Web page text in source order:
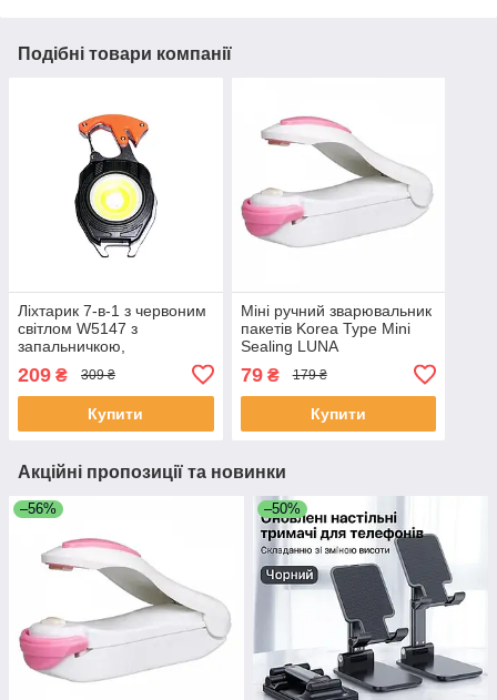
Подібні товари компанії
Ліхтарик 7-в-1 з червоним
світлом W5147 з
запальничкою,
свистком і відкривачкою —
багатофункціональний
209 ₴ 309 ₴
Купити
Міні ручний зварювальник
пакетів Korea Type Mini
Sealing LUNA
79₴ 179 ₴
Купити
Акційні пропозиції та новинки
–56% –50%